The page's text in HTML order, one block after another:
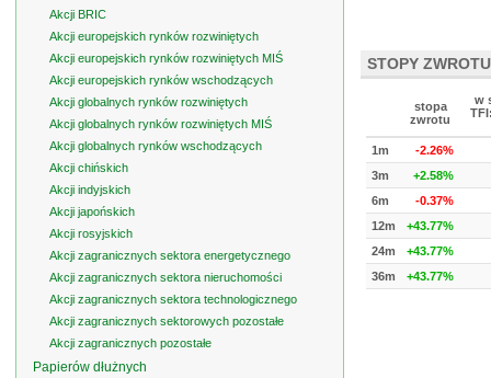
STOPY ZWROTU
stopa
zwrotu
w
1m
-2.26%
3m
+2.58%
6m
-0.37%
12m
+43.77%
24m
+43.77%
36m
+43.77%
Akcji BRIC
Akcji europejskich rynków rozwiniętych
Akcji europejskich rynków rozwiniętych MIŚ
Akcji europejskich rynków wschodzących
Akcji globalnych rynków rozwiniętych
Akcji globalnych rynków rozwiniętych MIŚ
Akcji globalnych rynków wschodzących
Akcji chińskich
Akcji indyjskich
Akcji japońskich
Akcji rosyjskich
Akcji zagranicznych sektora energetycznego
Akcji zagranicznych sektora nieruchomości
Akcji zagranicznych sektora technologicznego
Akcji zagranicznych sektorowych pozostałe
Akcji zagranicznych pozostałe
Papierów dłużnych